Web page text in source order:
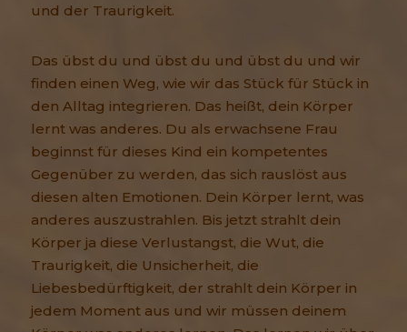
und der Traurigkeit.
Das übst du und übst du und übst du und wir
finden einen Weg, wie wir das Stück für Stück in
den Alltag integrieren. Das heißt, dein Körper
lernt was anderes. Du als erwachsene Frau
beginnst für dieses Kind ein kompetentes
Gegenüber zu werden, das sich rauslöst aus
diesen alten Emotionen. Dein Körper lernt, was
anderes auszustrahlen. Bis jetzt strahlt dein
Körper ja diese Verlustangst, die Wut, die
Traurigkeit, die Unsicherheit, die
Liebesbedürftigkeit, der strahlt dein Körper in
jedem Moment aus und wir müssen deinem